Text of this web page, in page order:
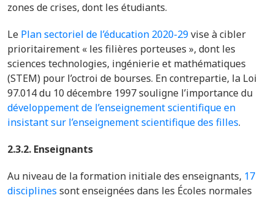
zones de crises, dont les étudiants.
Le Plan sectoriel de l’éducation 2020-29vise à cibler
prioritairement « les filières porteuses », dont les
sciences technologies, ingénierie et mathématiques
(STEM) pour l’octroi de bourses. En contrepartie, la Loi
97.014 du 10 décembre 1997 souligne l’importance du
développement de l’enseignement scientifique en
insistant sur l’enseignement scientifique des filles.
2.3.2. Enseignants
Au niveau de la formation initiale des enseignants, 17
disciplines sont enseignées dans les Écoles normales